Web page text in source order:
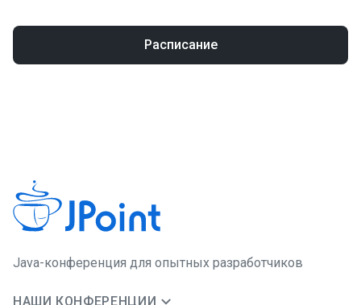
Расписание
Java-конференция для опытных разработчиков
НАШИ КОНФЕРЕНЦИИ